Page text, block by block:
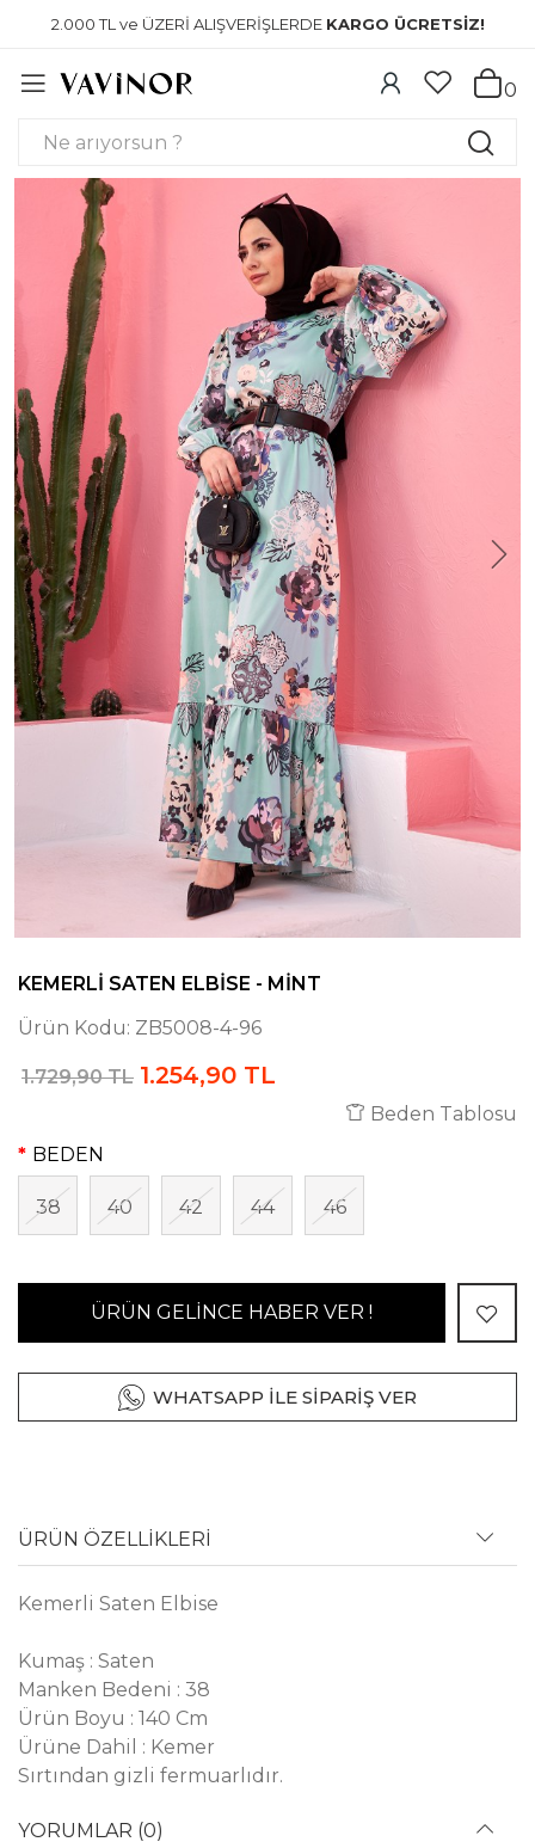
2.000 TL ve ÜZERİ ALIŞVERİŞLERDE KARGO ÜCRETSİZ!
0
KEMERLI SATEN ELBISE - MINT
Ürün Kodu: ZB5008-4-96
1.729,90 TL 1.254,90 TL
Beden Tablosu
BEDEN
38 40 42 44 46
ÜRÜN GELİNCE HABER VER !
WHATSAPP İLE SİPARİŞ VER
ÜRÜN ÖZELLİKLERİ
Kemerli Saten Elbise
Kumaş : Saten
Manken Bedeni : 38
Ürün Boyu : 140 Cm
Ürüne Dahil : Kemer
Sırtından gizli fermuarlıdır.
YORUMLAR (0)